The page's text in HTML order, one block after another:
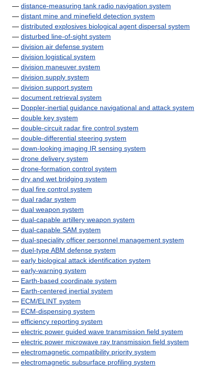
— distance-measuring tank radio navigation system
— distant mine and minefield detection system
— distributed explosives biological agent dispersal system
— disturbed line-of-sight system
— division air defense system
— division logistical system
— division maneuver system
— division supply system
— division support system
— document retrieval system
— Doppler-inertial guidance navigational and attack system
— double key system
— double-circuit radar fire control system
— double-differential steering system
— down-looking imaging IR sensing system
— drone delivery system
— drone-formation control system
— dry and wet bridging system
— dual fire control system
— dual radar system
— dual weapon system
— dual-capable artillery weapon system
— dual-capable SAM system
— dual-speciality officer personnel management system
— duel-type ABM defense system
— early biological attack identification system
— early-warning system
— Earth-based coordinate system
— Earth-centered inertial system
— ECM/ELINT system
— ECM-dispensing system
— efficiency reporting system
— electric power guided wave transmission field system
— electric power microwave ray transmission field system
— electromagnetic compatibility priority system
— electromagnetic subsurface profiling system